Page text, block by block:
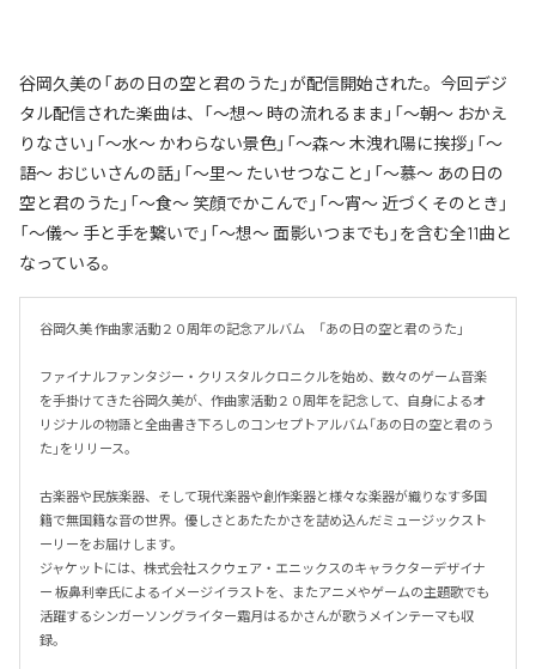
谷岡久美の「あの日の空と君のうた」が配信開始された。今回デジ
タル配信された楽曲は、「～想～ 時の流れるまま」「～朝～ おかえ
りなさい」「～水～ かわらない景色」「～森～ 木洩れ陽に挨拶」「～
語～ おじいさんの話」「～里～ たいせつなこと」「～慕～ あの日の
空と君のうた」「～食～ 笑顔でかこんで」「～宵～ 近づくそのとき」
「～儀～ 手と手を繋いで」「～想～ 面影いつまでも」を含む全11曲と
なっている。
谷岡久美 作曲家活動２０周年の記念アルバム　「あの日の空と君のうた」
ファイナルファンタジー・クリスタルクロニクルを始め、数々のゲーム音楽
を手掛けてきた谷岡久美が、作曲家活動２０周年を記念して、自身によるオ
リジナルの物語と全曲書き下ろしのコンセプトアルバム「あの日の空と君のう
た」をリリース。
古楽器や民族楽器、そして現代楽器や創作楽器と様々な楽器が織りなす多国
籍で無国籍な音の世界。優しさとあたたかさを詰め込んだミュージックスト
ーリーをお届けします。
ジャケットには、株式会社スクウェア・エニックスのキャラクターデザイナ
ー 板鼻利幸氏によるイメージイラストを、またアニメやゲームの主題歌でも
活躍するシンガーソングライター霜月はるかさんが歌うメインテーマも収
録。